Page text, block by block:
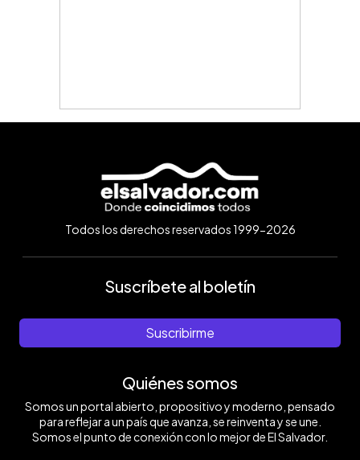
Todos los derechos reservados 1999-2026
Suscríbete al boletín
Suscribirme
Quiénes somos
Somos un portal abierto, propositivo y moderno, pensado
para reflejar a un país que avanza, se reinventa y se une.
Somos el punto de conexión con lo mejor de El Salvador.